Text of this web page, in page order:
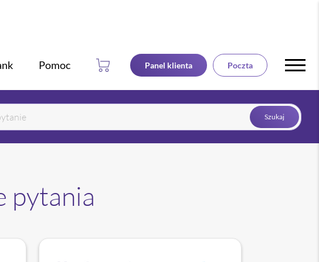
Pomoc Panel klienta Poczta
Szukaj
pytania